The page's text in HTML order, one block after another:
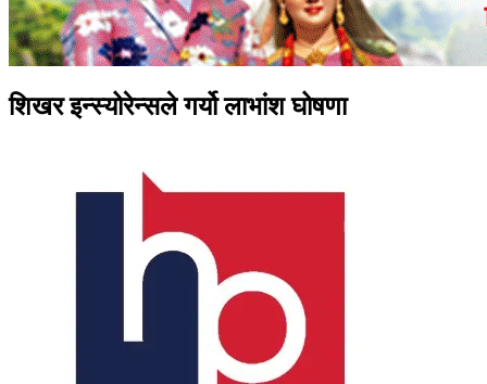
शिखर इन्स्योरेन्सले गर्यो लाभांश घोषणा